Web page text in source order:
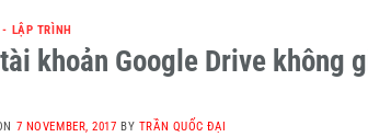
LẬP TRÌNH
khoản Google Drive không
7 NOVEMBER, 2017 BY TRẦN QUỐC ĐẠI